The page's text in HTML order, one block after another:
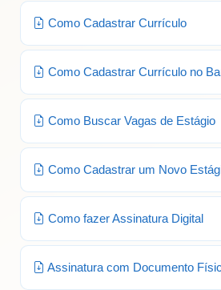
Como Cadastrar Currículo
Como Cadastrar Currículo no
Como Buscar Vagas de Estágio
Como Cadastrar um Novo
Como fazer Assinatura Digital
Assinatura com Documento